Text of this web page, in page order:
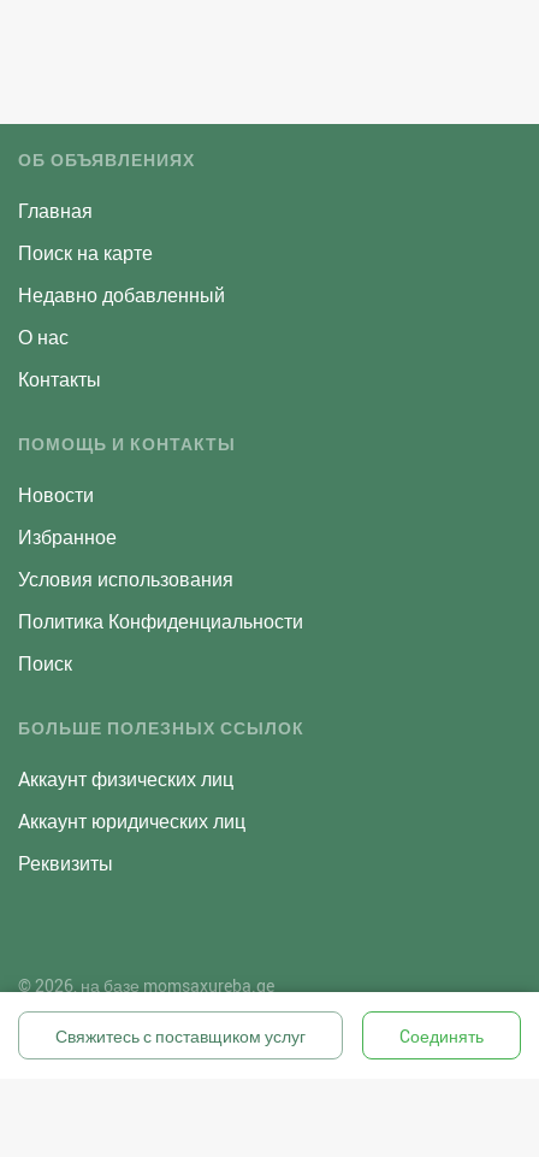
ОБ ОБЪЯВЛЕНИЯХ
Главная
Поиск на карте
Недавно добавленный
О нас
Контакты
ПОМОЩЬ И КОНТАКТЫ
Новости
Избранное
Условия использования
Политика Конфиденциальности
Поиск
БОЛЬШЕ ПОЛЕЗНЫХ ССЫЛОК
Aккаунт физических лиц
Aккаунт юридических лиц
Реквизиты
© 2026, на базе momsaxureba.ge